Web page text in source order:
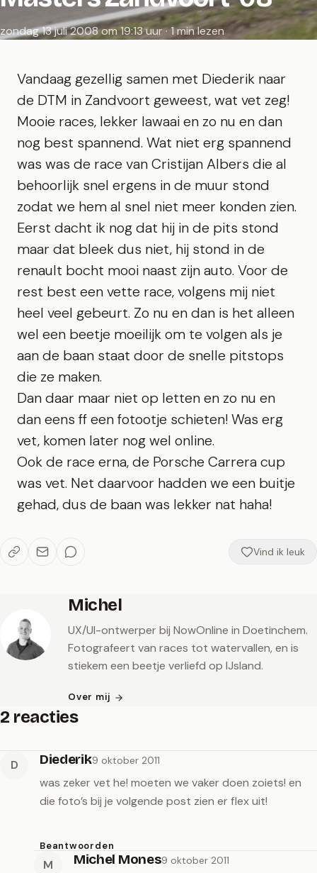
zondag 13 juli 2008 om 19:13 uur · 1 min lezen
Vandaag gezellig samen met Diederik naar
de DTM in Zandvoort geweest, wat vet zeg!
Mooie races, lekker lawaai en zo nu en dan
nog best spannend. Wat niet erg spannend
was was de race van Cristijan Albers die al
behoorlijk snel ergens in de muur stond
zodat we hem al snel niet meer konden zien.
Eerst dacht ik nog dat hij in de pits stond
maar dat bleek dus niet, hij stond in de
renault bocht mooi naast zijn auto. Voor de
rest best een vette race, volgens mij niet
heel veel gebeurt. Zo nu en dan is het alleen
wel een beetje moeilijk om te volgen als je
aan de baan staat door de snelle pitstops
die ze maken.
Dan daar maar niet op letten en zo nu en
dan eens ff een fotootje schieten! Was erg
vet, komen later nog wel online.
Ook de race erna, de Porsche Carrera cup
was vet. Net daarvoor hadden we een buitje
gehad, dus de baan was lekker nat haha!
Vind ik leuk
Michel
UX/UI-ontwerper bij NowOnline in Doetinchem.
Fotografeert van races tot watervallen, en is
stiekem een beetje verliefd op IJsland.
Over mij
2 reacties
D Diederik9 oktober 2011
was zeker vet he! moeten we vaker doen zoiets! en
die foto’s bij je volgende post zien er flex uit!
Beantwoorden
M Michel Mones9 oktober 2011